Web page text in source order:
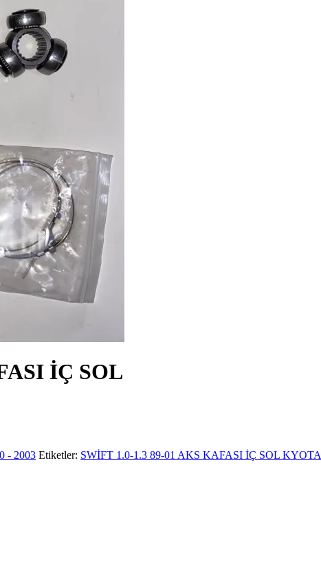
İÇ SOL
- 2003 Etiketler: SWİFT 1.0-1.3 89-01 AKS KAFASI İÇ SOL KYOTA